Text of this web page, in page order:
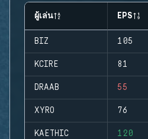
ผู้เล่น EPS
BIZ 105
KCIRE 81
DRAAB 55
XYRO 76
KAETHIC 120